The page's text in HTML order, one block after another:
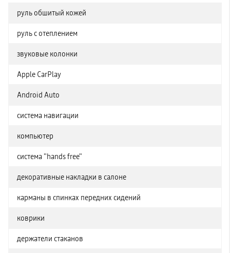
руль обшитый кожей
руль с отеплением
звуковые колонки
Apple CarPlay
Android Auto
система навигации
компьютер
система "hands free"
декоративные накладки в салоне
карманы в спинках передних сидений
коврики
держатели стаканов